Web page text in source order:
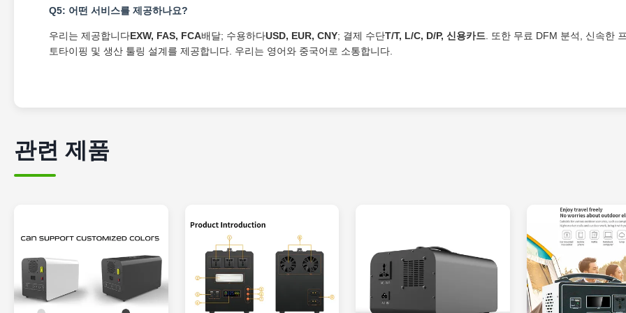
Q5: 어떤 서비스를 제공하나요?
우리는 제공합니다EXW, FAS, FCA배달; 수용하다USD, EUR, CNY; 결제 수단T/T, L/C, D/P, 신용카드 . 또한 무료 DFM 분석, 신속한
토타이핑 및 생산 툴링 설계를 제공합니다. 우리는 영어와 중국어로 소통합니다.
관련 제품